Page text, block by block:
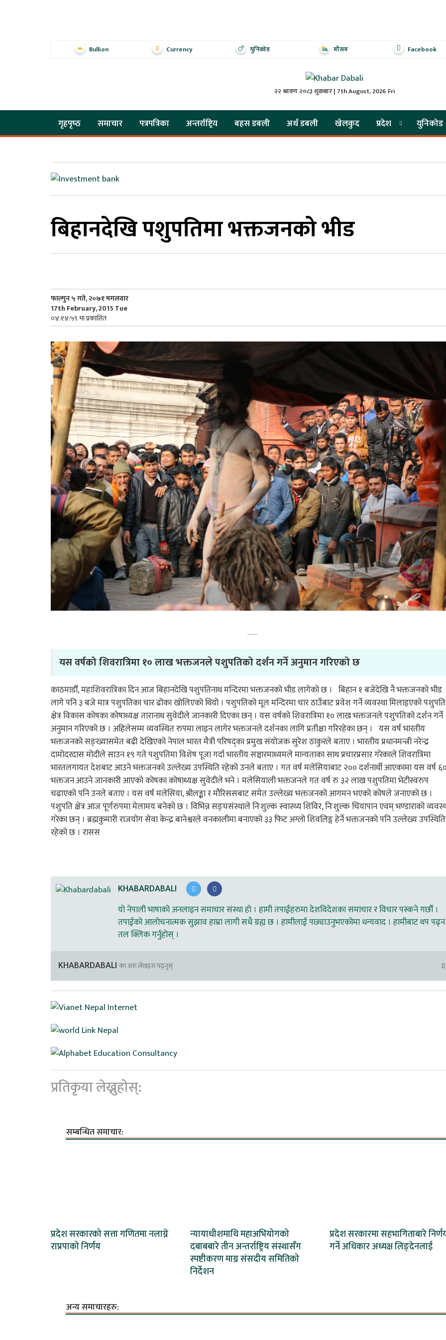
Bullion Currency युनिकोड मौसम Facebook
२२ श्रावण २०८३ शुक्रबार | 7th August, 2026 Fri
गृहपृष्‍ठ समाचार पत्रपत्रिका अन्तर्राष्ट्रिय बहस डबली अर्थ डबली खेलकुद प्रदेश युनिकोड
बिहानदेखि पशुपतिमा भक्तजनको भीड
फाल्गुन ५ गते, २०७१ मगलवार
17th February, 2015 Tue
०४:१४:५९ मा प्रकाशित
यस वर्षको शिवरात्रिमा १० लाख भक्तजनले पशुपतिको दर्शन गर्ने अनुमान गरिएको छ
काठमाडौँ, महाशिवरात्रिका दिन आज बिहानदेखि पशुपतिनाथ मन्दिरमा भक्तजनको भीड लागेको छ । बिहान १ बजेदेखि नै भक्तजनको भीड
लागे पनि ३ बजे मात्र पशुपतिका चार ढोका खोलिएको थियो । पशुपतिको मूल मन्दिरमा चार ठाउँबाट प्रवेश गर्ने व्यवस्था मिलाइएको पशुपति
क्षेत्र विकास कोषका कोषाध्यक्ष तारानाथ सुवेदीले जानकारी दिएका छन् । यस वर्षको शिवरात्रिमा १० लाख भक्तजनले पशुपतिको दर्शन गर्ने
अनुमान गरिएको छ । अहिलेसम्म व्यवस्थित रुपमा लाइन लागेर भक्तजनले दर्शनका लागि प्रतीक्षा गरिरहेका छन् । यस वर्ष भारतीय
भक्तजनको सङ्ख्यासमेत बढी देखिएको नेपाल भारत मैत्री परिषद्का प्रमुख संयोजक सुरेश ठाकुरले बताए । भारतीय प्रधानमन्त्री नरेन्द्र
दामोदरदास मोदीले साउन १९ गते पशुपतिमा विशेष पूजा गर्दा भारतीय सञ्चारमाध्यमले मान्यताका साथ प्रचारप्रसार गरेकाले शिवरात्रिमा
भारतलगायत देशबाट आउने भक्तजनको उल्लेख्य उपस्थिति रहेको उनले बताए । गत वर्ष मलेसियाबाट २०० दर्शनार्थी आएकामा यस वर्ष
भक्तजन आउने जानकारी आएको कोषका कोषाध्यक्ष सुवेदीले भने । मलेसियाली भक्तजनले गत वर्ष रु ३२ लाख पशुपतिमा भेटीस्वरुप
चढाएको पनि उनले बताए । यस वर्ष मलेसिया, श्रीलङ्का र मौरिससबाट समेत उल्लेख्य भक्तजनको आगमन भएको कोषले जनाएको छ ।
पशुपति क्षेत्र आज पूर्णरुपमा मेलामय बनेको छ । विभिन्न सङ्घसंस्थाले निःशुल्क स्वास्थ्य शिविर, निःशुल्क चियापान एवम् भण्डाराको
गरेका छन् । ब्रह्मकुमारी राजयोग सेवा केन्द्र बानेश्वरले वनकालीमा बनाएको ३३ फिट अग्लो शिवलिङ्ग हेर्ने भक्तजनको पनि उल्लेख्य उपस्थिति
रहेको छ । रासस
KHABARDABALI
यो नेपाली भाषाको अनलाइन समाचार संस्था हो । हामी तपाईहरुमा देशविदेशका समाचार र विचार पस्कने गर्छौ ।
तपाईको आलोचनात्मक सुझाव हाम्रा लागी सधै ग्रह्य छ । हामीलाई पछ्याउनुभएकोमा धन्यवाद । हामीबाट थप पढ्न
तल क्लिक गर्नुहोस् ।
KHABARDABALI का अरु लेखहरु पढ्नुस्
प्रतिकृया लेख्नुहोस्:
सम्बन्धित समाचार:
प्रदेश सरकारको सत्ता गणितमा नलाग्ने
राप्रपाको निर्णय
न्यायाधीशमाथि महाअभियोगको
दबाबबारे तीन अन्तर्राष्ट्रिय संस्थासँग
स्पष्टीकरण माग्न संसदीय समितिको
निर्देशन
प्रदेश सरकारमा सहभागिताबारे
गर्ने अधिकार अध्यक्ष लिङ्देनलाई
अन्य समाचारहरु: